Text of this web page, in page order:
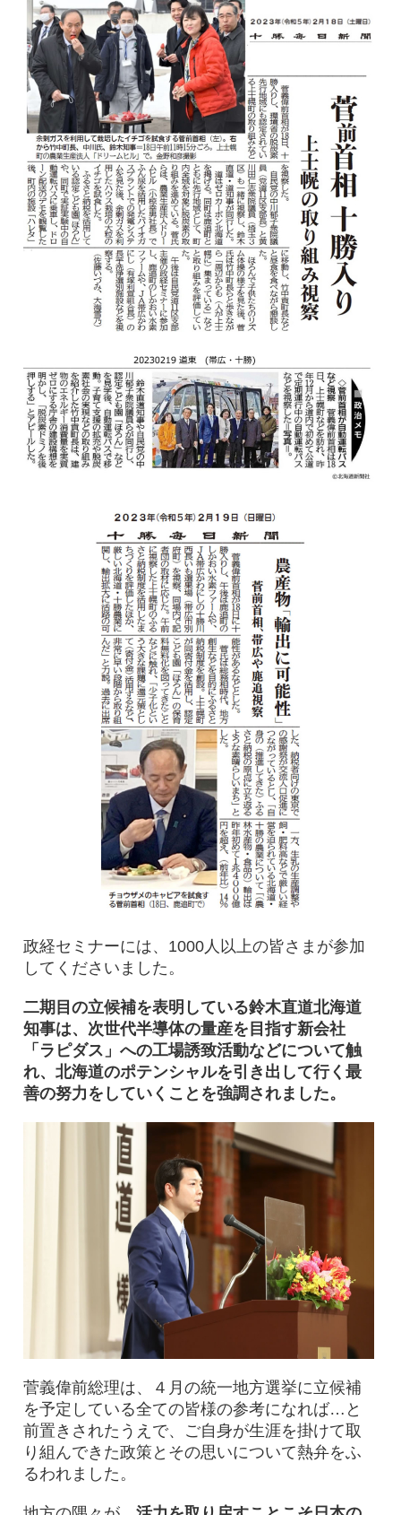
政経セミナーには、1000人以上の皆さまが参加
してくださいました。
二期目の立候補を表明している鈴木直道北海道
知事は、次世代半導体の量産を目指す新会社
「ラピダス」への工場誘致活動などについて触
れ、北海道のポテンシャルを引き出して行く最
善の努力をしていくことを強調されました。
菅義偉前総理は、４月の統一地方選挙に立候補
を予定している全ての皆様の参考になれば…と
前置きされたうえで、ご自身が生涯を掛けて取
り組んできた政策とその思いについて熱弁をふ
るわれました。